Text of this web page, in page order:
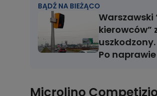
BĄDŹ NA BIEŻĄCO
Warszawski
kierowców”
uszkodzony.
Po naprawie
Microlino